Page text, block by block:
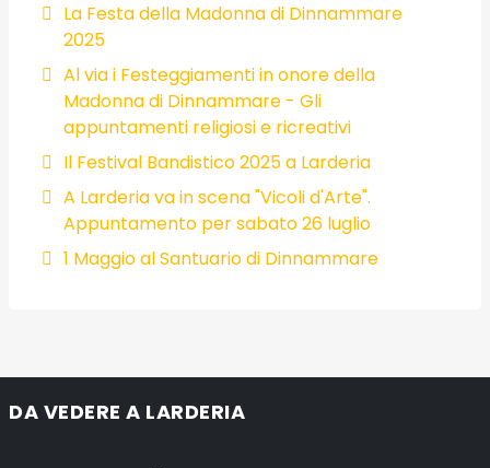
La Festa della Madonna di Dinnammare
2025
Al via i Festeggiamenti in onore della
Madonna di Dinnammare - Gli
appuntamenti religiosi e ricreativi
Il Festival Bandistico 2025 a Larderia
A Larderia va in scena "Vicoli d'Arte".
Appuntamento per sabato 26 luglio
1 Maggio al Santuario di Dinnammare
DA VEDERE A LARDERIA